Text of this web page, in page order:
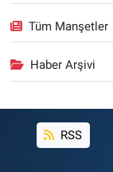
Tüm Manşetler
Haber Arşivi
RSS